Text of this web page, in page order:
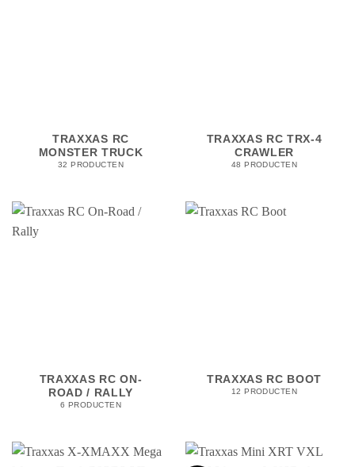
TRAXXAS RC
MONSTER TRUCK
32 PRODUCTEN
TRAXXAS RC TRX-4
CRAWLER
48 PRODUCTEN
TRAXXAS RC ON-
ROAD / RALLY
6 PRODUCTEN
TRAXXAS RC BOOT
12 PRODUCTEN